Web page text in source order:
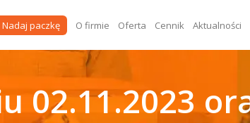
Nadaj paczkę O firmie Oferta Cennik Aktualności
02.11.2023